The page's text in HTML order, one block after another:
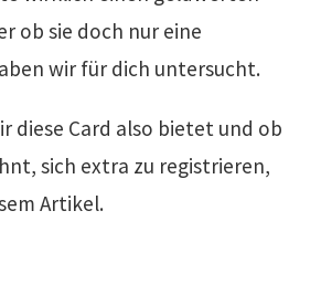
ob sie doch nur eine
wir für dich untersucht.
diese Card also bietet und ob
sich extra zu registrieren,
Artikel.